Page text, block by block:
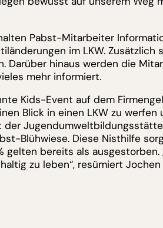
Pabst-Mitarbeiter
im LKW. Zusätzlich
Darüber hinaus werden die
mehr informiert.
Kids-Event auf dem
Blick in einen LKW zu werfen
der
Blühwiese. Diese Nisthilfe
bereits als ausgestorben.
zu leben“, resümiert Jochen